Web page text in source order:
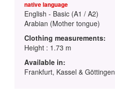
native language
English - Basic (A1 / A2)
Arabian (Mother tongue)
Clothing measurements:
Height : 1.73 m
Available in:
Frankfurt, Kassel & Göttingen